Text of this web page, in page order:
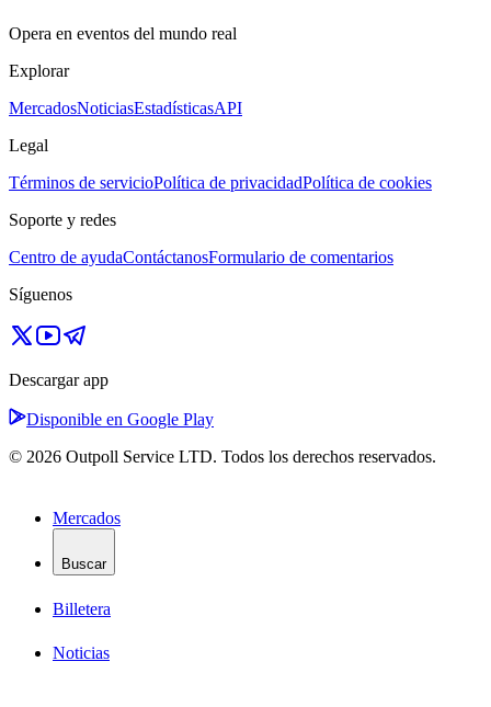
Opera en eventos del mundo real
Explorar
MercadosNoticiasEstadísticasAPI
Legal
Términos de servicioPolítica de privacidadPolítica de cookies
Soporte y redes
Centro de ayudaContáctanosFormulario de comentarios
Síguenos
Descargar app
Disponible en Google Play
© 2026 Outpoll Service LTD. Todos los derechos reservados.
Mercados
Buscar
Billetera
Noticias